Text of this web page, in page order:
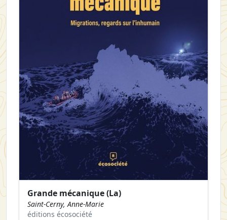
Grande mécanique (La)
Saint-Cerny, Anne-Marie
éditions écosociété